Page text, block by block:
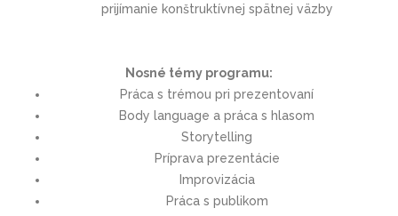
prijímanie konštruktívnej spätnej väzby
Nosné témy programu:
Práca s trémou pri prezentovaní
Body language a práca s hlasom
Storytelling
Príprava prezentácie
Improvizácia
Práca s publikom